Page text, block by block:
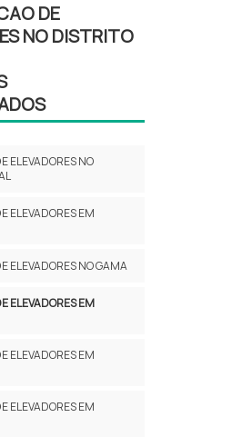
DE
NO DISTRITO
ELEVADORES NO
ELEVADORES EM
ELEVADORES NO GAMA
ELEVADORES EM
ELEVADORES EM
ELEVADORES EM